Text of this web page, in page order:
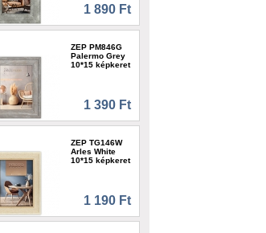
1 890 Ft
ZEP PM846G
Palermo Grey
10*15 képkeret
1 390 Ft
ZEP TG146W
Arles White
10*15 képkeret
1 190 Ft